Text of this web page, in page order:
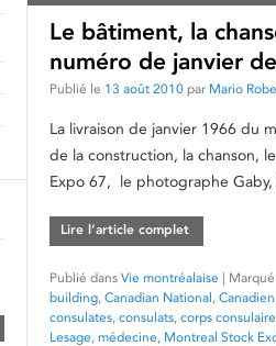
Le bâtiment, la
numéro de janvier
Publié le 13 août 2010 par Mario
La livraison de janvier 1966 du
de la construction, la chanson,
Expo 67, le photographe
Lire l’article complet
Publié dans Vie montréalaise |
building, Canadian National,
consulates, consulats, corps consulaire
Lesage, médecine, Montreal Stock